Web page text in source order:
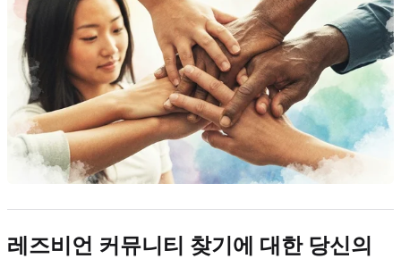
레즈비언 커뮤니티 찾기에 대한 당신의